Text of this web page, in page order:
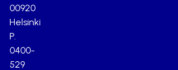
00920
Helsinki
P.
0400-
529